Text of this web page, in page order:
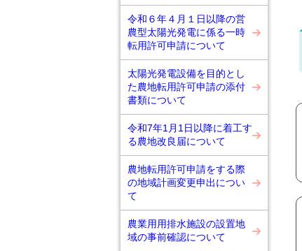
令和６年４月１日以降の営
農型太陽光発電に係る一時
転用許可申請について
太陽光発電設備を目的とし
た農地転用許可申請の添付
書類について
令和7年1月1日以降に着工す
る農地改良届について
農地転用許可申請をする際
の地域計画変更申出につい
て
農業用用排水施設の設置地
域の事前確認について